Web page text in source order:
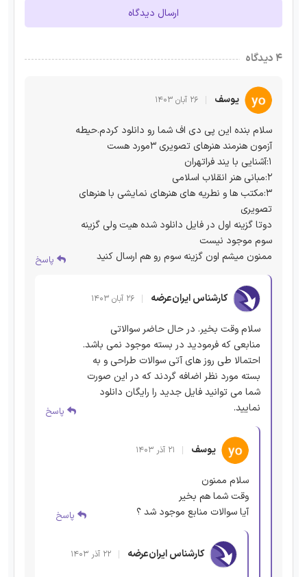
ارسال دیدگاه
۴ دیدگاه
یوسف ۲۶ آبان ۱۴۰۳
سلام بنده این پی دی اف شما رو دانلود کردم.حیطه
آزمون هنرمند هنرهای تصویری ۳مورد هست
۱:آشنایی با یند فراتهران
۲:مبانی هنر انقلاب اسلامی
۳:مکتب ها و نطریه های هنرهای نمایشی با هنرهای
تصویری
دوتا گزینه اول در فایل دانلود شده هیت ولی گزینه
سوم موجود نیست
ممنون میشم اون گزینه سوم رو هم ارسال کنید
پاسخ
کارشناس ایران‌عرضه ۲۶ آبان ۱۴۰۳
سلام وقت بخیر. در حال حاضر سوالاتی
منابعی که فرمودید در بسته موجود نمی باشد.
احتمالا طی روز های آتی سوالات طراحی و به
بسته مورد نظر اضافه گردند که در این صورت
شما می توانید فایل جدید را رایگان دانلود
نمایید.
پاسخ
یوسف ۲۱ آذر ۱۴۰۳
سلام ممنون
وقت شما هم بخیر
آیا سوالات منابع موجود شد ؟
پاسخ
کارشناس ایران‌عرضه ۲۲ آذر ۱۴۰۳